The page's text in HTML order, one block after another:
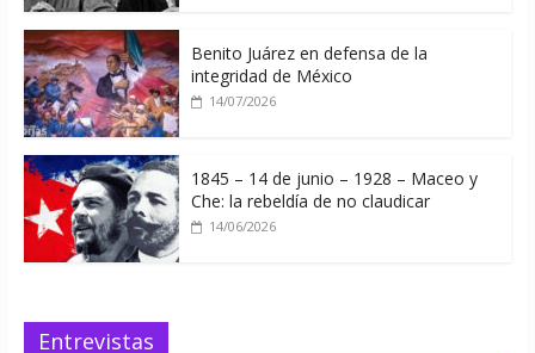
Benito Juárez en defensa de la
integridad de México
14/07/2026
1845 – 14 de junio – 1928 – Maceo y
Che: la rebeldía de no claudicar
14/06/2026
Entrevistas